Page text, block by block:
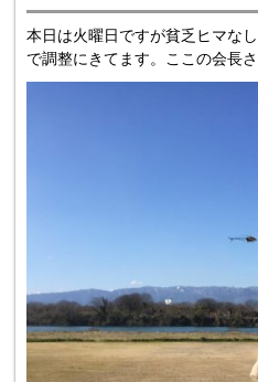
本日は火曜日ですが貧乏ヒマな
で調整にきてます。ここの会長